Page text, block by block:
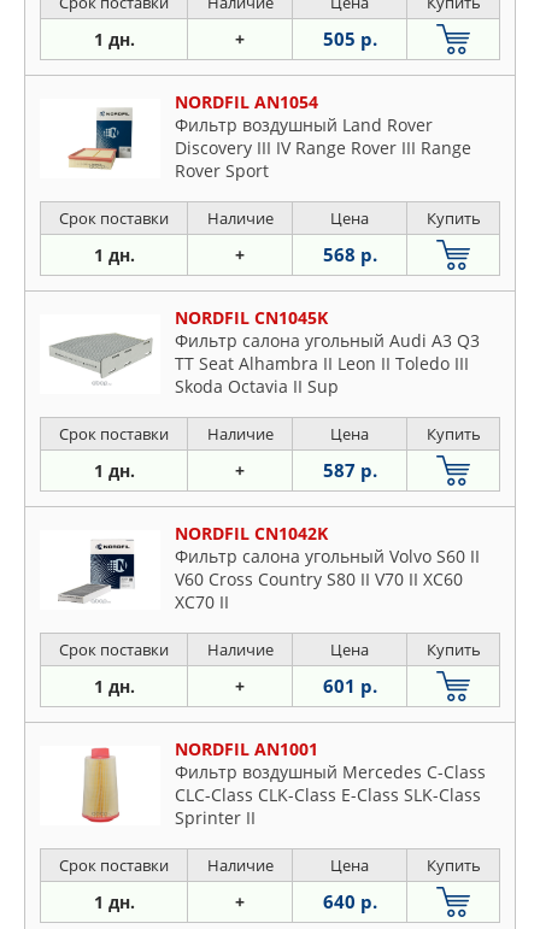
1 дн. + 505 р.
NORDFIL AN1054
Фильтр воздушный Land Rover
Discovery III IV Range Rover III Range
Rover Sport
Срок поставки Наличие Цена Купить
1 дн. + 568 р.
NORDFIL CN1045K
Фильтр салона угольный Audi A3 Q3
TT Seat Alhambra II Leon II Toledo III
Skoda Octavia II Sup
Срок поставки Наличие Цена Купить
1 дн. + 587 р.
NORDFIL CN1042K
Фильтр салона угольный Volvo S60 II
V60 Cross Country S80 II V70 II XC60
XC70 II
Срок поставки Наличие Цена Купить
1 дн. + 601 р.
NORDFIL AN1001
Фильтр воздушный Mercedes C-Class
CLC-Class CLK-Class E-Class SLK-Class
Sprinter II
Срок поставки Наличие Цена Купить
1 дн. + 640 р.